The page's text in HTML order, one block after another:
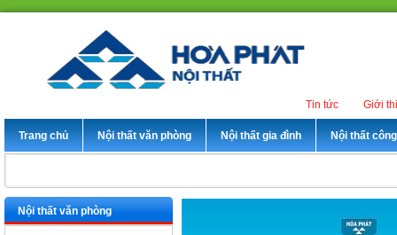
Giới
Tin tức
Trang chủ Nội thất văn phòng Nội thất gia đình Nội thất
Nội thất văn phòng